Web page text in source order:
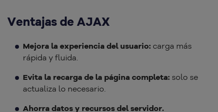
Ventajas de AJAX
Mejora la experiencia del usuario: carga más
rápida y fluida.
Evita la recarga de la página completa: solo se
actualiza lo necesario.
Ahorra datos y recursos del servidor.